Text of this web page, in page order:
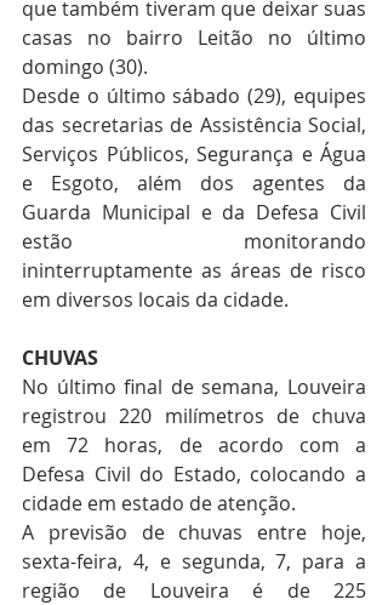
que também tiveram que deixar suas
casas no bairro Leitão no último
domingo (30).
Desde o último sábado (29), equipes
das secretarias de Assistência Social,
Serviços Públicos, Segurança e Água
e Esgoto, além dos agentes da
Guarda Municipal e da Defesa Civil
estão monitorando
ininterruptamente as áreas de risco
em diversos locais da cidade.
CHUVAS
No último final de semana, Louveira
registrou 220 milímetros de chuva
em 72 horas, de acordo com a
Defesa Civil do Estado, colocando a
cidade em estado de atenção.
A previsão de chuvas entre hoje,
sexta-feira, 4, e segunda, 7, para a
região de Louveira é de 225